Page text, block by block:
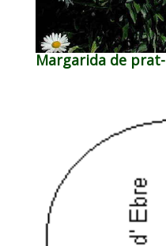
Margarida de prat-